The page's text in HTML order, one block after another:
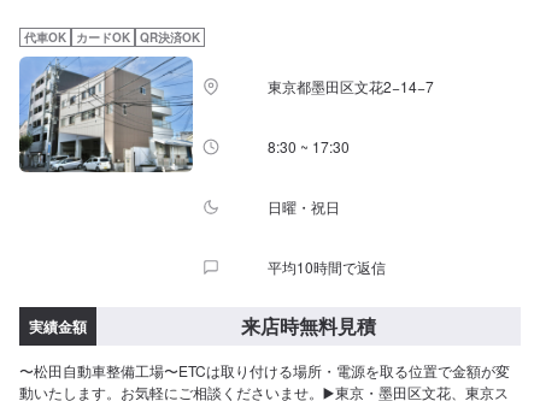
代車OK カードOK QR決済OK
東京都墨田区文花2−14−7
8:30 ~ 17:30
日曜・祝日
平均10時間で返信
実績金額 来店時無料見積
〜松田自動車整備工場〜ETCは取り付ける場所・電源を取る位置で金額が変
動いたします。お気軽にご相談くださいませ。▶️東京・墨田区文花、東京ス